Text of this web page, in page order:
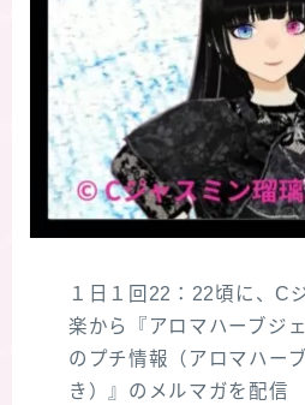
１日１回22：22頃に、C
楽から『アロマハーブジ
のプチ情報（アロマハー
き）』のメルマガを配信